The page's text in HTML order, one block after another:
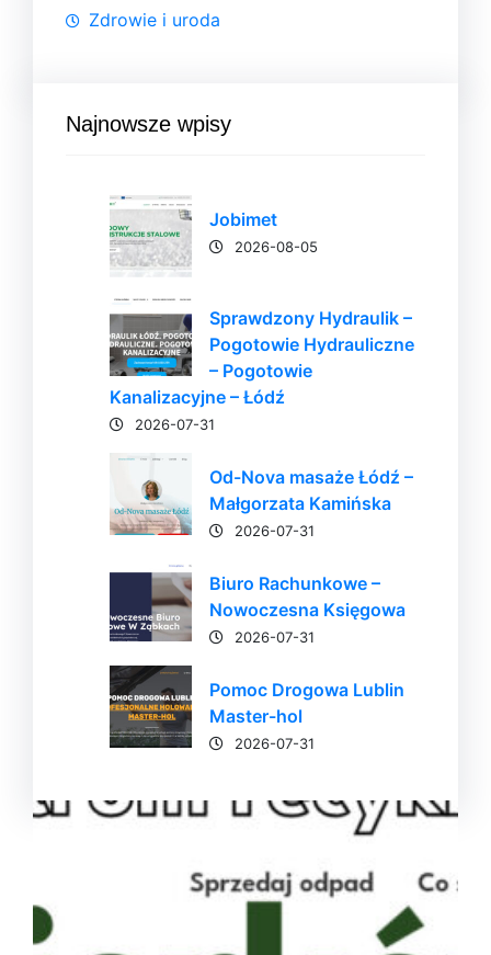
Zdrowie i uroda
Najnowsze wpisy
Jobimet
2026-08-05
Sprawdzony Hydraulik –
Pogotowie Hydrauliczne
– Pogotowie
Kanalizacyjne – Łódź
2026-07-31
Od-Nova masaże Łódź –
Małgorzata Kamińska
2026-07-31
Biuro Rachunkowe –
Nowoczesna Księgowa
2026-07-31
Pomoc Drogowa Lublin
Master-hol
2026-07-31